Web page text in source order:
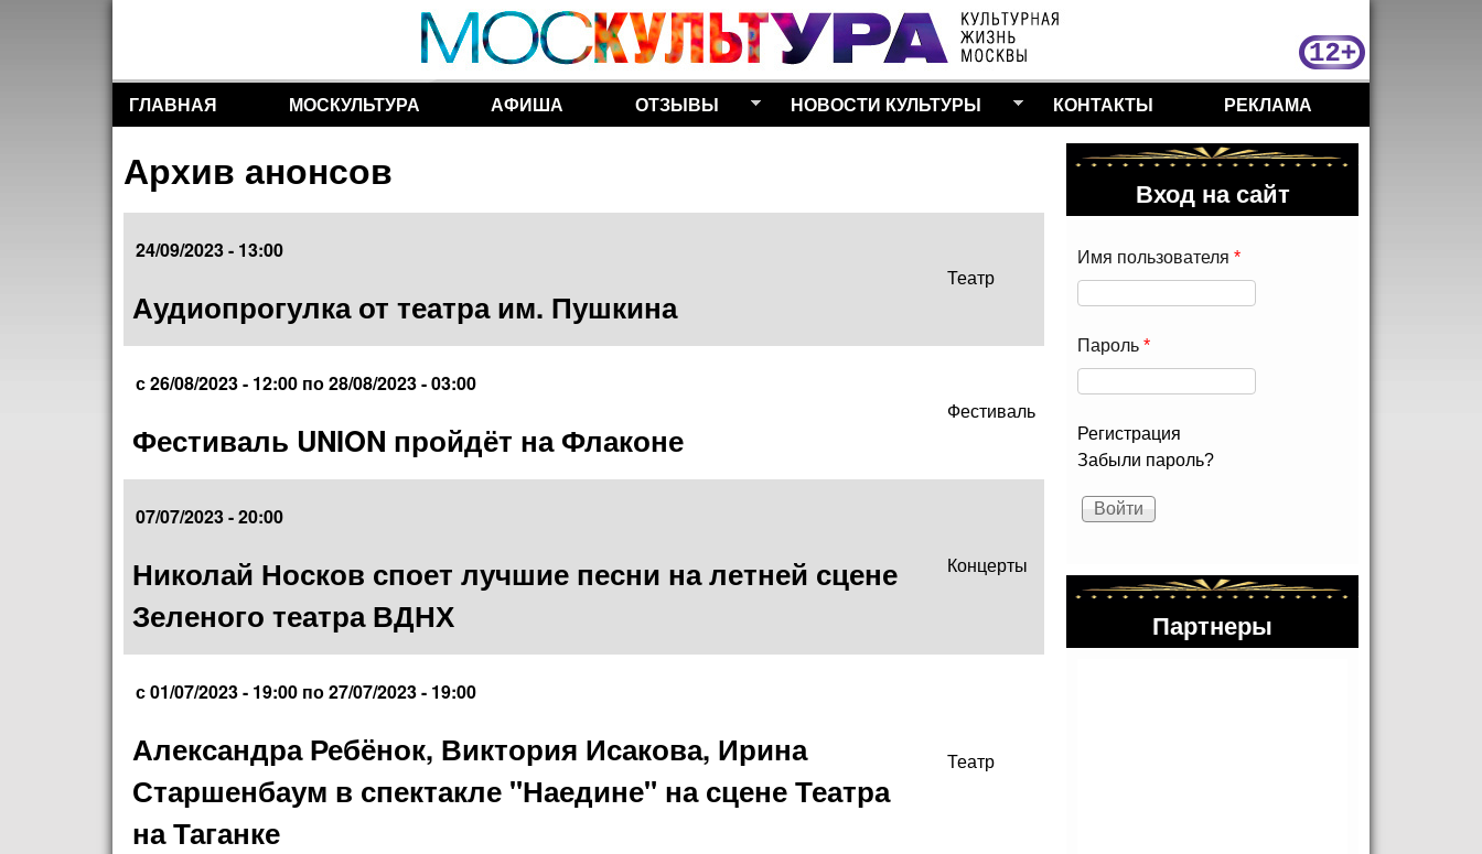
Перейти к основному
содержанию
Разделы сайта
ГЛАВНАЯ МОСКУЛЬТУРА АФИША ОТЗЫВЫ НОВОСТИ КУЛЬТУРЫ КОНТАКТЫ РЕКЛАМА
Архив анонсов
24/09/2023 - 13:00
Аудиопрогулка от театра им. Пушкина
Театр
с26/08/2023 - 12:00 по28/08/2023 - 03:00
Фестиваль UNION пройдёт на Флаконе
Фестиваль
07/07/2023 - 20:00
Николай Носков споет лучшие песни на летней сцене
Зеленого театра ВДНХ
Концерты
с01/07/2023 - 19:00 по27/07/2023 - 19:00
Александра Ребёнок, Виктория Исакова, Ирина
Старшенбаум в спектакле "Наедине" на сцене Театра
на Таганке
Театр
Вход на сайт
Имя пользователя *
Пароль *
Регистрация
Забыли пароль?
Партнеры